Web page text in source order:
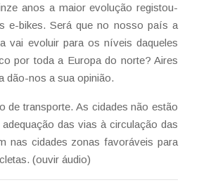
anos a maior evolução registou-
e-bikes. Será que no nosso país a
vai evoluir para os níveis daqueles
por toda a Europa do norte? Aires
dão-nos a sua opinião.
de transporte. As cidades não estão
das vias à circulação das
nas cidades zonas favoráveis para
(ouvir áudio)